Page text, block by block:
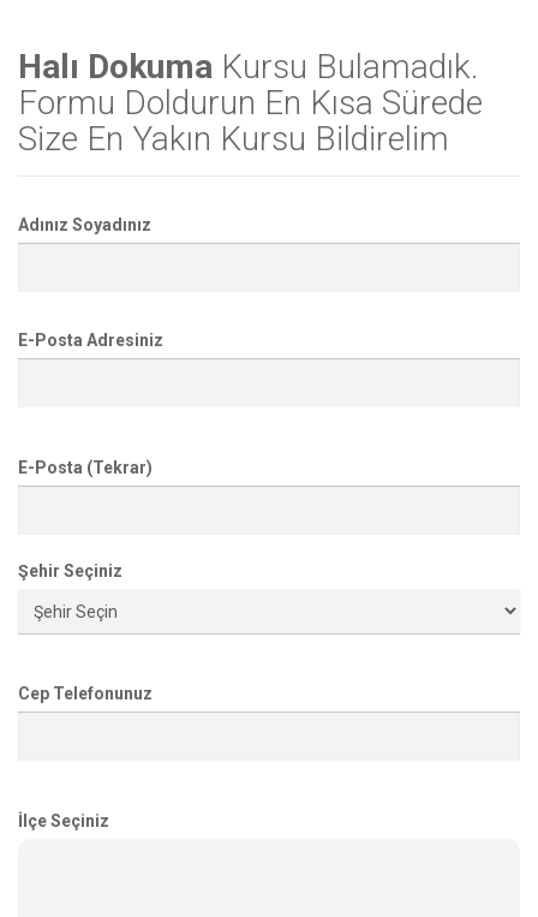
Halı Dokuma Kursu Bulamadık.
Formu Doldurun En Kısa Sürede
Size En Yakın Kursu Bildirelim
Adınız Soyadınız
E-Posta Adresiniz
E-Posta (Tekrar)
Şehir Seçiniz
Cep Telefonunuz
İlçe Seçiniz